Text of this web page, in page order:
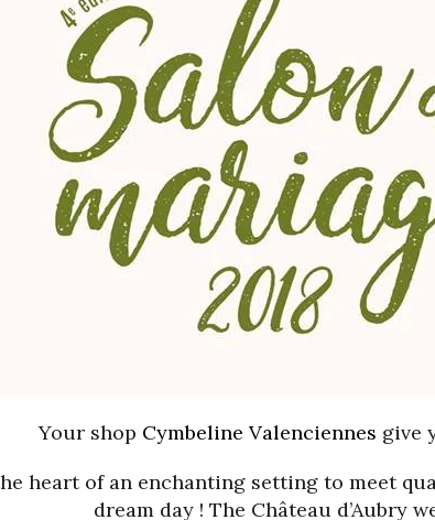
Your shop Cymbeline Valenciennes give
heart of an enchanting setting to meet
dream day ! The Château d’Aubry